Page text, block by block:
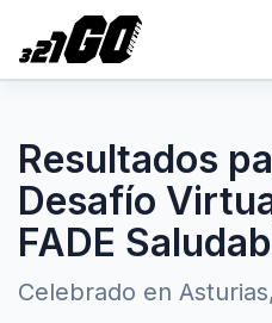
Resultados
Desafío
FADE
Celebrado en